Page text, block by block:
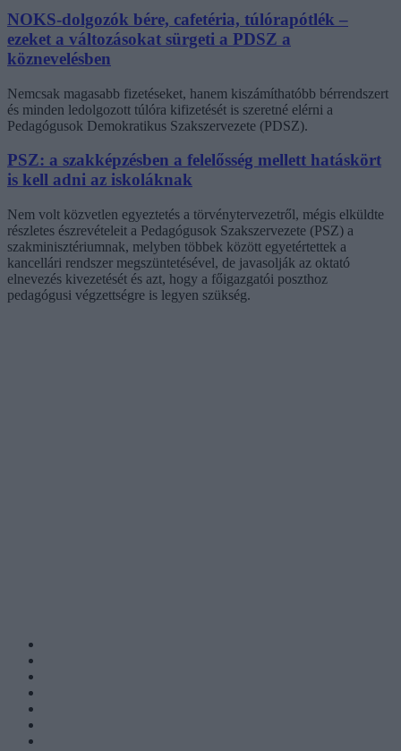
NOKS-dolgozók bére, cafetéria, túlórapótlék –
ezeket a változásokat sürgeti a PDSZ a
köznevelésben
Nemcsak magasabb fizetéseket, hanem kiszámíthatóbb bérrendszert
és minden ledolgozott túlóra kifizetését is szeretné elérni a
Pedagógusok Demokratikus Szakszervezete (PDSZ).
PSZ: a szakképzésben a felelősség mellett hatáskört
is kell adni az iskoláknak
Nem volt közvetlen egyeztetés a törvénytervezetről, mégis elküldte
részletes észrevételeit a Pedagógusok Szakszervezete (PSZ) a
szakminisztériumnak, melyben többek között egyetértettek a
kancellári rendszer megszüntetésével, de javasolják az oktató
elnevezés kivezetését és azt, hogy a főigazgatói poszthoz
pedagógusi végzettségre is legyen szükség.